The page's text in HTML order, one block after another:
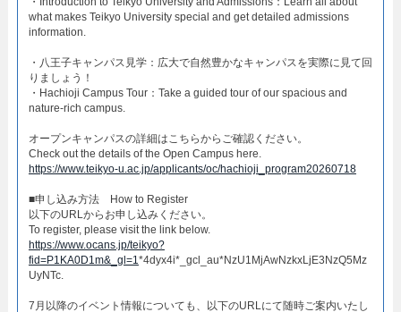
what makes Teikyo University special and get detailed admissions
information.​
・八王子キャンパス見学：広大で自然豊かなキャンパスを実際に見て回
りましょう！​
・Hachioji Campus Tour：Take a guided tour of our spacious and
nature-rich campus.​
オープンキャンパスの詳細はこちらからご確認ください。​
Check out the details of the Open Campus here.​
https://www.teikyo-u.ac.jp/applicants/oc/hachioji_program20260718
​■申し込み方法 How to Register​
以下のURLからお申し込みください。
To register, please visit the link below.
https://www.ocans.jp/teikyo?
fid=P1KA0D1m&_gl=1 *4dyx4i*_gcl_au*NzU1MjAwNzkxLjE3NzQ5Mz
UyNTc.
7月以降のイベント情報についても、以下のURLにて随時ご案内いたし